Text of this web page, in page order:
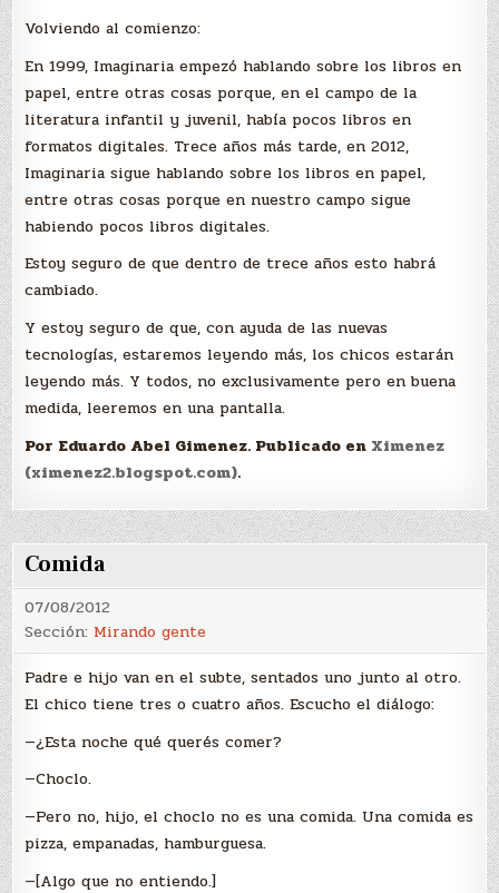
Volviendo al comienzo:
En 1999, Imaginaria empezó hablando sobre los libros en
papel, entre otras cosas porque, en el campo de la
literatura infantil y juvenil, había pocos libros en
formatos digitales. Trece años más tarde, en 2012,
Imaginaria sigue hablando sobre los libros en papel,
entre otras cosas porque en nuestro campo sigue
habiendo pocos libros digitales.
Estoy seguro de que dentro de trece años esto habrá
cambiado.
Y estoy seguro de que, con ayuda de las nuevas
tecnologías, estaremos leyendo más, los chicos estarán
leyendo más. Y todos, no exclusivamente pero en buena
medida, leeremos en una pantalla.
Por Eduardo Abel Gimenez. Publicado en Ximenez
(ximenez2.blogspot.com).
Comida
07/08/2012
Sección: Mirando gente
Padre e hijo van en el subte, sentados uno junto al otro.
El chico tiene tres o cuatro años. Escucho el diálogo:
—¿Esta noche qué querés comer?
—Choclo.
—Pero no, hijo, el choclo no es una comida. Una comida es
pizza, empanadas, hamburguesa.
—[Algo que no entiendo.]